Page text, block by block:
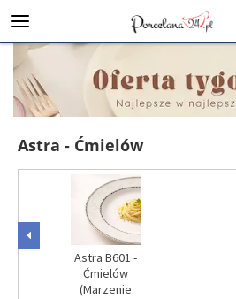
Astra - Ćmielów
Astra B601 -
Ćmielów
(Marzenie